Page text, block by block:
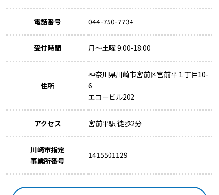
電話番号 044-750-7734
受付時間 月～土曜 9:00-18:00
住所
神奈川県川崎市宮前区宮前平１丁目10-
6
エコービル202
アクセス 宮前平駅 徒歩2分
川崎市指定
事業所番号
1415501129